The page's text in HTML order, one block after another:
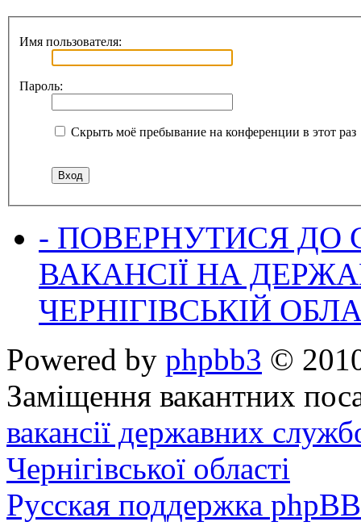
Имя пользователя:
Пароль:
Скрыть моё пребывание на конференции в этот раз
- ПОВЕРНУТИСЯ ДО
ВАКАНСІЇ НА
ЧЕРНІГІВСЬКІЙ
Powered by phpbb3 ©
Заміщення вакантних
вакансії державних
Чернігівської області
Русская поддержка phpBB